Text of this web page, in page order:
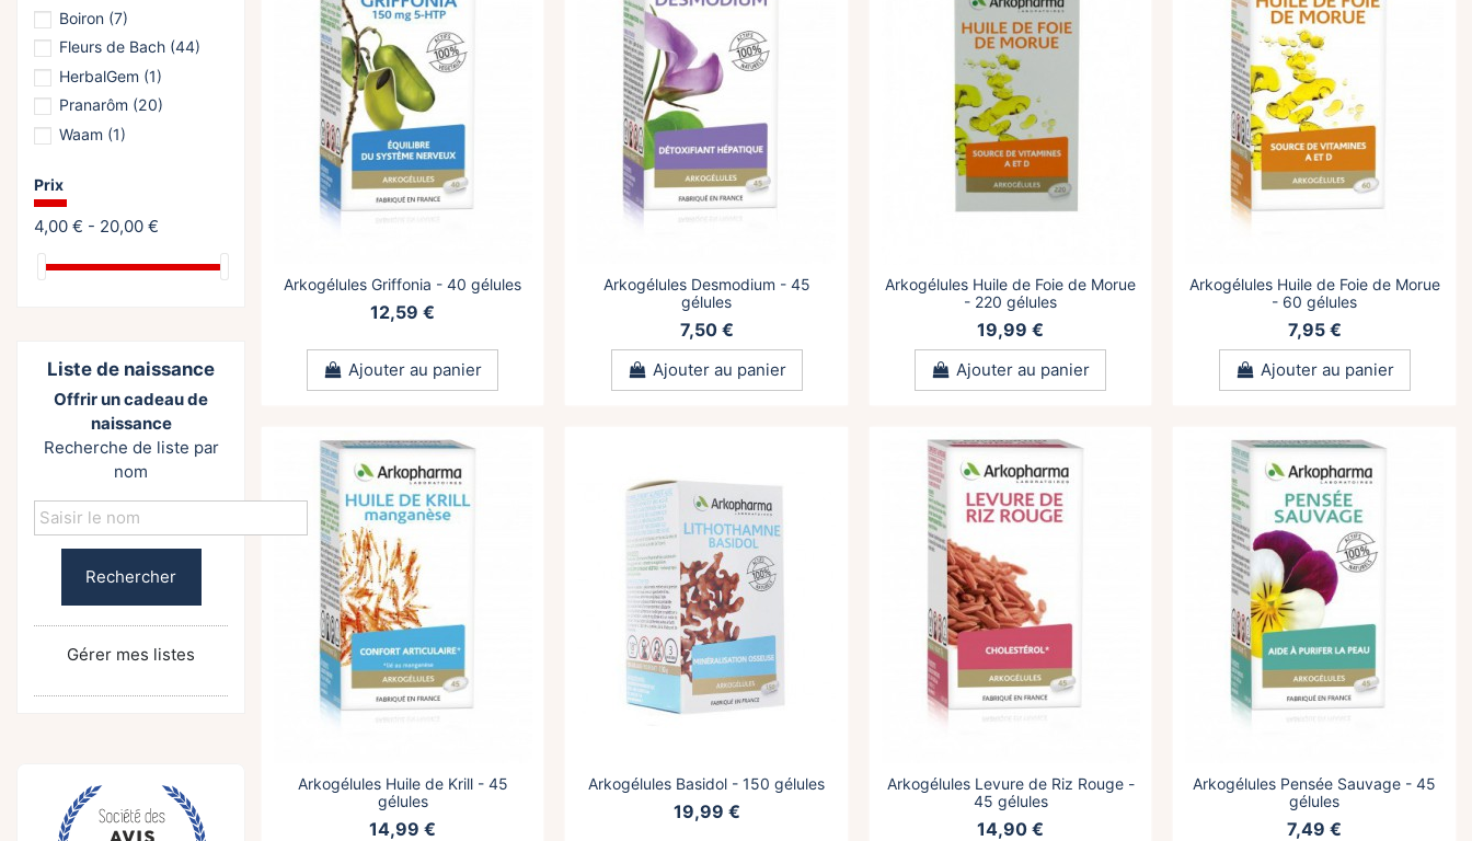
Arkogélules Griffonia - 40 gélules
12,59 €
Ajouter au panier
Arkogélules Desmodium - 45
gélules
7,50 €
Ajouter au panier
Arkogélules Huile de Foie de Morue
- 220 gélules
19,99 €
Ajouter au panier
Arkogélules Huile de Foie de Morue
- 60 gélules
7,95 €
Ajouter au panier
Arkogélules Huile de Krill - 45
gélules
14,99 €
Arkogélules Basidol - 150 gélules
19,99 €
Arkogélules Levure de Riz Rouge -
45 gélules
14,90 €
Arkogélules Pensée Sauvage - 45
gélules
7,49 €
Boiron (7)
Fleurs de Bach (44)
HerbalGem (1)
Pranarôm (20)
Waam (1)
Prix
4,00 € - 20,00 €
Liste de naissance
Offrir un cadeau de
naissance
Recherche de liste par
nom
Rechercher
Gérer mes listes